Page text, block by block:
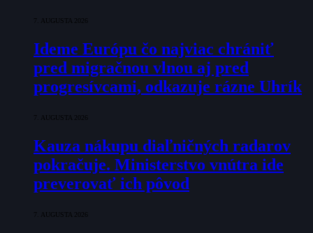
7. AUGUSTA 2026
Ideme Európu čo najviac chrániť
pred migračnou vlnou aj pred
progresívcami, odkazuje rázne Uhrík
7. AUGUSTA 2026
Kauza nákupu diaľničných radarov
pokračuje. Ministerstvo vnútra ide
preverovať ich pôvod
7. AUGUSTA 2026